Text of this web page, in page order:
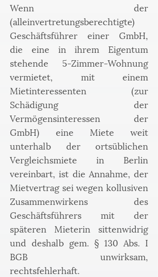
Wenn der
(alleinvertretungsberechtigte)
Geschäftsführer einer GmbH,
die eine in ihrem Eigentum
stehende 5-Zimmer-Wohnung
vermietet, mit einem
Mietinteressenten (zur
Schädigung der
Vermögensinteressen der
GmbH) eine Miete weit
unterhalb der ortsüblichen
Vergleichsmiete in Berlin
vereinbart, ist die Annahme, der
Mietvertrag sei wegen kollusiven
Zusammenwirkens des
Geschäftsführers mit der
späteren Mieterin sittenwidrig
und deshalb gem. § 130 Abs. I
BGB unwirksam,
rechtsfehlerhaft.